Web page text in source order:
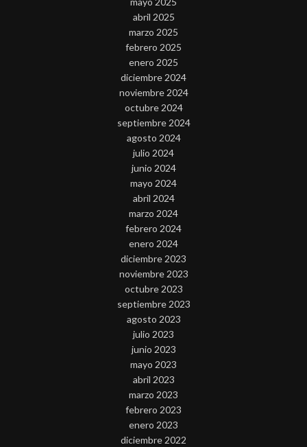
abril 2025
marzo 2025
febrero 2025
enero 2025
diciembre 2024
noviembre 2024
octubre 2024
septiembre 2024
agosto 2024
julio 2024
junio 2024
mayo 2024
abril 2024
marzo 2024
febrero 2024
enero 2024
diciembre 2023
noviembre 2023
octubre 2023
septiembre 2023
agosto 2023
julio 2023
junio 2023
mayo 2023
abril 2023
marzo 2023
febrero 2023
enero 2023
diciembre 2022